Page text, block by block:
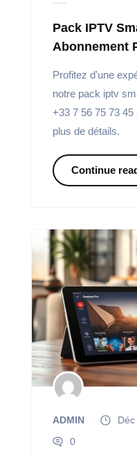
Pack IPTV
Abonnement
Profitez d'une
notre pack iptv
+33 7 56 75 73
plus de détails.
Continue
ADMIN
0